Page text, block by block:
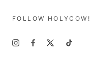
FOLLOW HOLYCOW!